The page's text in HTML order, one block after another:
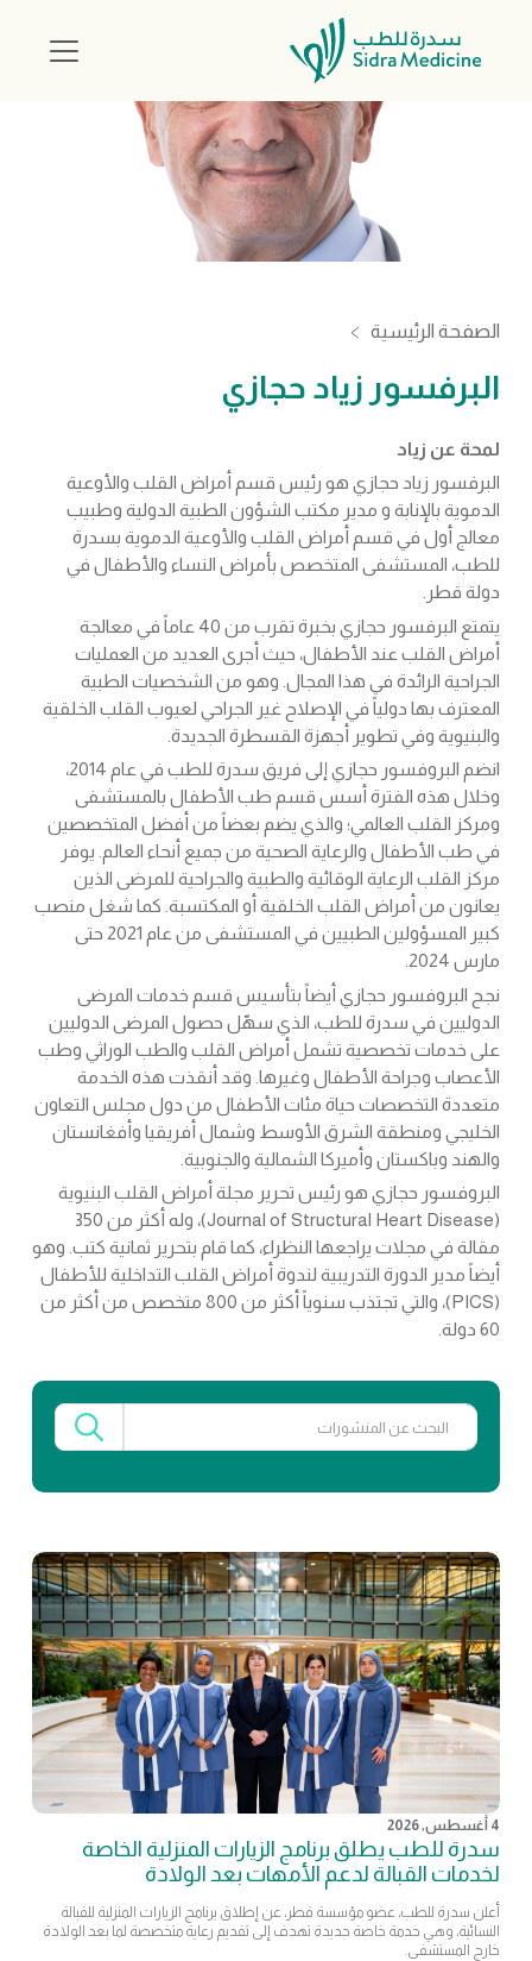
الصفحة الرئيسية
البرفسور زياد حجازي
لمحة عن زياد
البرفسور زياد حجازي هو رئيس قسم أمراض القلب والأوعية
الدموية بالإنابة و مدير مكتب الشؤون الطبية الدولية وطبيب
معالج أول في قسم أمراض القلب والأوعية الدموية بسدرة
للطب، المستشفى المتخصص بأمراض النساء والأطفال في
دولة قطر.
يتمتع البرفسور حجازي بخبرة تقرب من 40 عاماً في معالجة
أمراض القلب عند الأطفال، حيث أجرى العديد من العمليات
الجراحية الرائدة في هذا المجال. وهو من الشخصيات الطبية
المعترف بها دولياً في الإصلاح غير الجراحي لعيوب القلب الخلقية
والبنيوية وفي تطوير أجهزة القسطرة الجديدة.
انضم البروفسور حجازي إلى فريق سدرة للطب في عام 2014،
وخلال هذه الفترة أسس قسم طب الأطفال بالمستشفى
ومركز القلب العالمي؛ والذي يضم بعضاً من أفضل المتخصصين
في طب الأطفال والرعاية الصحية من جميع أنحاء العالم. يوفر
مركز القلب الرعاية الوقائية والطبية والجراحية للمرضى الذين
يعانون من أمراض القلب الخلقية أو المكتسبة. كما شغل منصب
كبير المسؤولين الطبيين في المستشفى من عام 2021 حتى
مارس 2024.
نجح البروفسور حجازي أيضاً بتأسيس قسم خدمات المرضى
الدوليين في سدرة للطب، الذي سهّل حصول المرضى الدوليين
على خدمات تخصصية تشمل أمراض القلب والطب الوراثي وطب
الأعصاب وجراحة الأطفال وغيرها. وقد أنقذت هذه الخدمة
متعددة التخصصات حياة مئات الأطفال من دول مجلس التعاون
الخليجي ومنطقة الشرق الأوسط وشمال أفريقيا وأفغانستان
والهند وباكستان وأميركا الشمالية والجنوبية.
البروفسور حجازي هو رئيس تحرير مجلة أمراض القلب البنيوية
(Journal of Structural Heart Disease)، وله أكثر من 350
مقالة في مجلات يراجعها النظراء، كما قام بتحرير ثمانية كتب. وهو
أيضاً مدير الدورة التدريبية لندوة أمراض القلب التداخلية للأطفال
(PICS)، والتي تجتذب سنوياً أكثر من 800 متخصص من أكثر من
60 دولة.
4 أغسطس, 2026
سدرة للطب يطلق برنامج الزيارات المنزلية الخاصة
لخدمات القبالة لدعم الأمهات بعد الولادة
أعلن سدرة للطب، عضو مؤسسة قطر، عن إطلاق برنامج الزيارات المنزلية للقبالة
النسائية، وهي خدمة خاصة جديدة تهدف إلى تقديم رعاية متخصصة لما بعد الولادة
خارج المستشفى.